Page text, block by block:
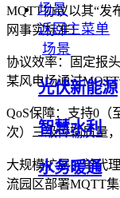
场景
返回主菜单
场景
光伏新能源
智慧水利
水务暖通
MQTT协议以其“发
网事实标准：
协议效率：固定报
某风电场通过
QoS保障：支持0（
次）三级传输质量
大规模扩展：单代
流园区部署MQTT